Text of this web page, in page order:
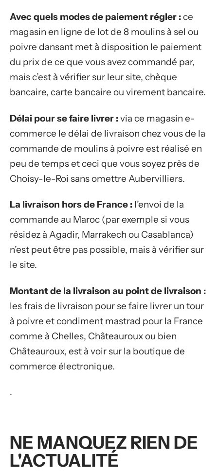
Avec quels modes de paiement régler :ce
magasin en ligne de lot de 8 moulins à sel ou
poivre dansant met à disposition le paiement
du prix de ce que vous avez commandé par,
mais c’est à vérifier sur leur site, chèque
bancaire, carte bancaire ou virement bancaire.
Délai pour se faire livrer :via ce magasin e-
commerce le délai de livraison chez vous de la
commande de moulins à poivre est réalisé en
peu de temps et ceci que vous soyez près de
Choisy-le-Roi sans omettre Aubervilliers.
La livraison hors de France : l’envoi de la
commande au Maroc (par exemple si vous
résidez à Agadir, Marrakech ou Casablanca)
n’est peut être pas possible, mais à vérifier sur
le site.
Montant de la livraison au point de livraison :
les frais de livraison pour se faire livrer un tour
à poivre et condiment mastrad pour la France
comme à Chelles, Châteauroux ou bien
Châteauroux, est à voir sur la boutique de
commerce électronique.
.
NE MANQUEZ RIEN DE
L'ACTUALITÉ